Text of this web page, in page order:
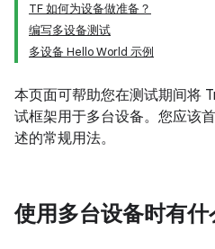
TF 如何为设备做准备？
编写多设备测试
多设备 Hello World 示例
本页面可帮助您在测试期间将
试框架用于多台设备。您应该
述的常规用法。
使用多台设备时有什